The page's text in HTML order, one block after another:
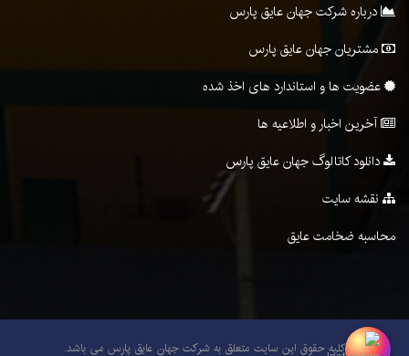
درباره شرکت جهان عایق پارس
مشتریان جهان عایق پارس
عضویت ها و استاندارد های اخذ شده
آخرین اخبار و اطلاعیه ها
دانلود کاتالوگ جهان عایق پارس
نقشه سایت
محاسبه ضخامت عایق
کلیه حقوق این سایت متعلق به شرکت جهان عایق پارس می باشد.